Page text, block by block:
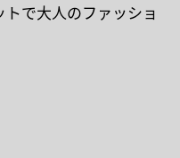
で大人のファッショ